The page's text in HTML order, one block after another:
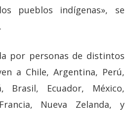
pueblos indígenas», se
por personas de distintos
a Chile, Argentina, Perú,
Brasil, Ecuador, México,
Nueva Zelanda, y